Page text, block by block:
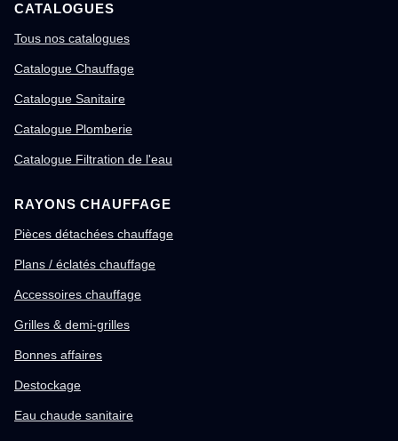
CATALOGUES
Tous nos catalogues
Catalogue Chauffage
Catalogue Sanitaire
Catalogue Plomberie
Catalogue Filtration de l'eau
RAYONS CHAUFFAGE
Pièces détachées chauffage
Plans / éclatés chauffage
Accessoires chauffage
Grilles & demi-grilles
Bonnes affaires
Destockage
Eau chaude sanitaire